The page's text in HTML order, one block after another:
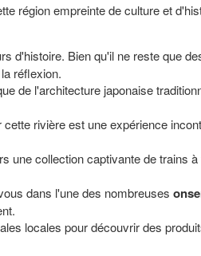
région empreinte de culture et
d'histoire. Bien qu'il ne reste que
réflexion.
de l'architecture japonaise
rivière est une expérience
une collection captivante de trains
dans l'une des nombreuses
locales pour découvrir des